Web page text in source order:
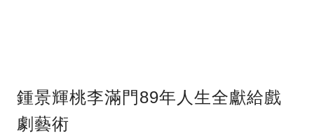
鍾景輝桃李滿門89年人生全獻給戲
劇藝術